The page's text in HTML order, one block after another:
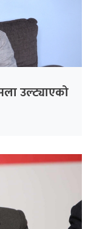
उल्ट्याएको